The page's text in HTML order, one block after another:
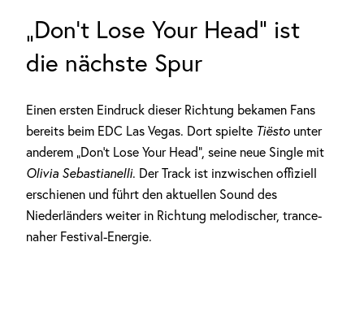
„Don’t Lose Your Head“ ist
die nächste Spur
Einen ersten Eindruck dieser Richtung bekamen Fans
bereits beim EDC Las Vegas. Dort spielte Tiësto unter
anderem „Don’t Lose Your Head“, seine neue Single mit
Olivia Sebastianelli. Der Track ist inzwischen offiziell
erschienen und führt den aktuellen Sound des
Niederländers weiter in Richtung melodischer, trance-
naher Festival-Energie.